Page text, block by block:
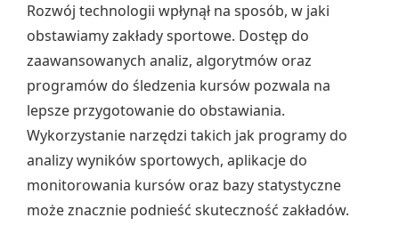
Rozwój technologii wpłynął na sposób, w jaki
obstawiamy zakłady sportowe. Dostęp do
zaawansowanych analiz, algorytmów oraz
programów do śledzenia kursów pozwala na
lepsze przygotowanie do obstawiania.
Wykorzystanie narzędzi takich jak programy do
analizy wyników sportowych, aplikacje do
monitorowania kursów oraz bazy statystyczne
może znacznie podnieść skuteczność zakładów.